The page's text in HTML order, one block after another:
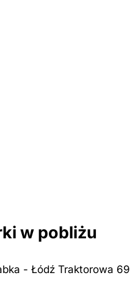
w pobliżu
- Łódź Traktorowa 69